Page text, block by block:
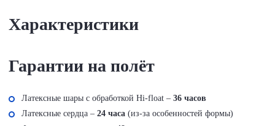
Характеристики
Гарантии на полёт
Латексные шары с обработкой Hi-float – 36 часов
Латексные сердца – 24 часа (из-за особенностей формы)